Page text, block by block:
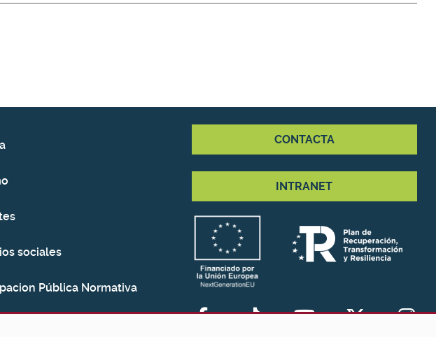
sociales
Pública Normativa
CONTACTA
INTRANET